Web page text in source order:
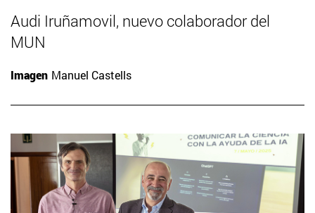
Audi Iruñamovil, nuevo colaborador del
MUN
Imagen Manuel Castells